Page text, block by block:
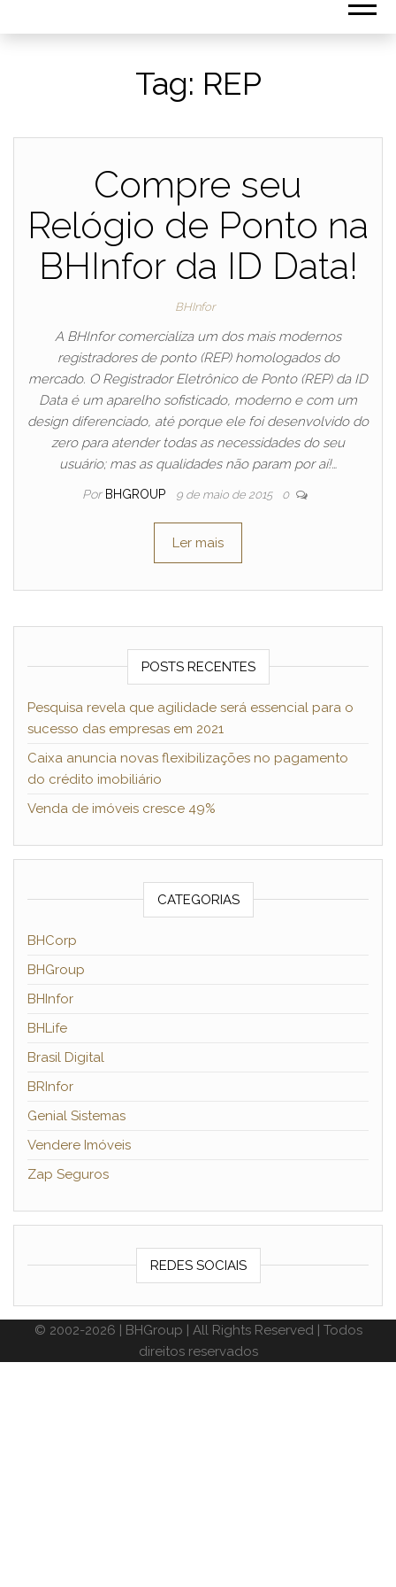
Tag: REP
Compre seu
Relógio de Ponto na
BHInfor da ID Data!
BHInfor
A BHInfor comercializa um dos mais modernos
registradores de ponto (REP) homologados do
mercado. O Registrador Eletrônico de Ponto (REP) da ID
Data é um aparelho sofisticado, moderno e com um
design diferenciado, até porque ele foi desenvolvido do
zero para atender todas as necessidades do seu
usuário; mas as qualidades não param por aí!…
Por BHGROUP 9 de maio de 2015 0
Ler mais
POSTS RECENTES
Pesquisa revela que agilidade será essencial para o
sucesso das empresas em 2021
Caixa anuncia novas flexibilizações no pagamento
do crédito imobiliário
Venda de imóveis cresce 49%
CATEGORIAS
BHCorp
BHGroup
BHInfor
BHLife
Brasil Digital
BRInfor
Genial Sistemas
Vendere Imóveis
Zap Seguros
REDES SOCIAIS
© 2002-2026 | BHGroup | All Rights Reserved | Todos
direitos reservados